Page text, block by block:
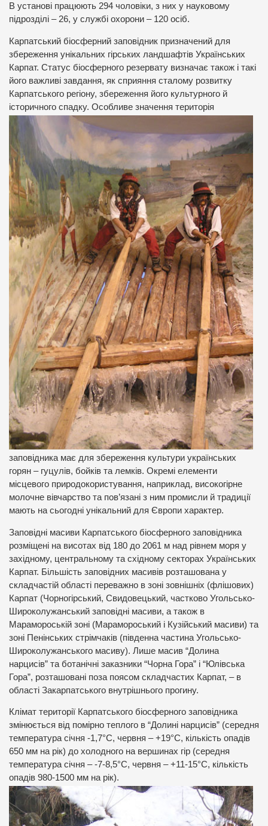
В установі працюють 294 чоловіки, з них у науковому
підрозділі – 26, у службі охорони – 120 осіб.
Карпатський біосферний заповідник призначений для
збереження унікальних гірських ландшафтів Українських
Карпат. Статус біосферного резервату визначає також і такі
його важливі завдання, як сприяння сталому розвитку
Карпатського регіону, збереження його культурного й
історичного спадку. Особливе значення територія
заповідника має для збереження культури українських
горян – гуцулів, бойків та лемків. Окремі елементи
місцевого природокористування, наприклад, високогірне
молочне вівчарство та пов’язані з ним промисли й традиції
мають на сьогодні унікальний для Європи характер.
Заповідні масиви Карпатського біосферного заповідника
розміщені на висотах від 180 до 2061 м над рівнем моря у
західному, центральному та східному секторах Українських
Карпат. Більшість заповідних масивів розташована у
складчастій області переважно в зоні зовнішніх (флішових)
Карпат (Чорногірський, Свидовецький, частково Угольсько-
Широколужанський заповідні масиви, а також в
Марамороській зоні (Марамороський і Кузійський масиви) та
зоні Пенінських стрімчаків (південна частина Угольсько-
Широколужанського масиву). Лише масив “Долина
нарцисів” та ботанічні заказники “Чорна Гора” і “Юлівська
Гора”, розташовані поза поясом складчастих Карпат, – в
області Закарпатського внутрішнього прогину.
Клімат території Карпатського біосферного заповідника
змінюється від помірно теплого в “Долині нарцисів” (середня
температура січня -1,7°С, червня – +19°С, кількість опадів
650 мм на рік) до холодного на вершинах гір (середня
температура січня – -7-8,5°С, червня – +11-15°С, кількість
опадів 980-1500 мм на рік).